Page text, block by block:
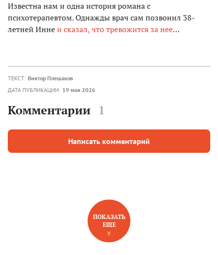
Известна нам и одна история романа с
психотерапевтом. Однажды врач сам позвонил 38-
летней Иннеи сказал, что тревожится за нее…
ТЕКСТ: Виктор Плешаков
ДАТА ПУБЛИКАЦИИ: 19 мая 2026
Комментарии 1
Написать комментарий
НОВОЕ НА САЙТЕ
ПОКАЗАТЬ
ЕЩЕ